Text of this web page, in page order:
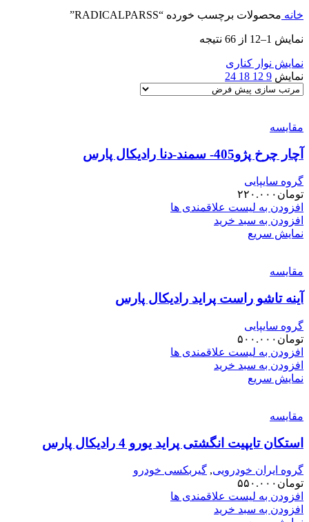
خانه محصولات برچسب خورده “RADICALPARSS”
نمایش 1–12 از 66 نتیجه
نمایش نوار کناری
نمایش 9
12
18
24
مقایسه
آچار چرخ پژو405- سمند-دنا رادیکال پارس
گروه سایپایی
تومان ۲۲۰.۰۰۰
افزودن به لیست علاقمندی ها
افزودن به سبد خرید
نمایش سریع
مقایسه
آینه تاشو راست پراید رادیکال پارس
گروه سایپایی
تومان ۵۰۰.۰۰۰
افزودن به لیست علاقمندی ها
افزودن به سبد خرید
نمایش سریع
مقایسه
استکان تایپیت انگشتی پراید یورو 4 رادیکال پارس
گروه ایران خودرویی, گیربکسی خودرو
تومان ۵۵۰.۰۰۰
افزودن به لیست علاقمندی ها
افزودن به سبد خرید